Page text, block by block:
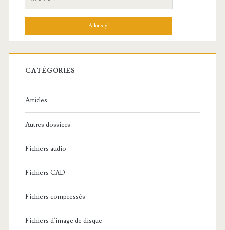
e
h
r
c
:
CATÉGORIES
Articles
Autres dossiers
Fichiers audio
Fichiers CAD
Fichiers compressés
Fichiers d'image de disque